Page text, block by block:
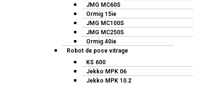
JMG MC60S
Ormig 15ie
JMG MC100S
JMG MC250S
Ormig 40ie
Robot de pose vitrage
KS 600
Jekko MPK 06
Jekko MPK 10.2